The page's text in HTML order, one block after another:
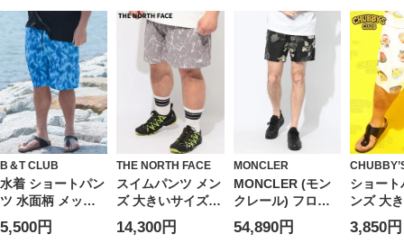
レジャー 春 夏 大
きいサイズ メンズ
ジャー 春 夏 大き
いサイズ メンズ
水着 ボトムス ス
イムパンツ 海 プ
ール 春 夏
ス スイ
大きい
B＆T CLUB
水着 ショートパン
ツ 水面柄 メッシ
ュインナー スイム
ショーツ ボトムス
5,500円
THE NORTH FACE
スイムパンツ メン
ズ 大きいサイズ
メッシュインナー
総柄 スイムショー
14,300円
MONCLER
MONCLER (モン
クレール) フロー
ラルプリント メッ
シュインナー スイ
54,890円
ショー
ンズ 大
ラーメ
ット付
3,850円